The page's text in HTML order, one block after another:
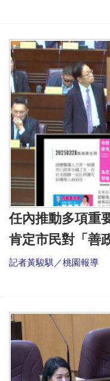
任內推動多項重
肯定市民對「善
記者黃駿騏／桃園報導